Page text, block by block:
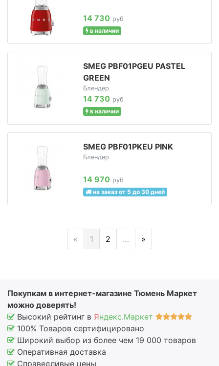
14 730 руб
в наличии
SMEG PBF01PGEU PASTEL
GREEN
Блендер
14 730 руб
в наличии
SMEG PBF01PKEU PINK
Блендер
14 970 руб
на заказ от 5 до 30 дней
« 1 2 … »
Покупкам в интернет-магазине Тюмень Маркет
можно доверять!
Высокий рейтинг в Яндекс.Маркет
100% Товаров сертифицировано
Широкий выбор из более чем 19 000 товаров
Оперативная доставка
Справедливые цены